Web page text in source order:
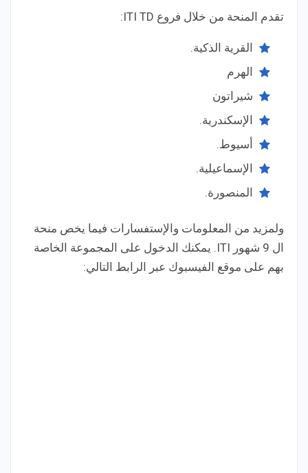
تقدم المنحة من خلال فروع ITI TD:
القرية الذكية.
الهرم
شيراتون
الإسكندرية.
أسيوط.
الإسماعيلية.
المنصورة.
ولمزيد من المعلومات والإستفسارات فيما يخص منحة
ال 9 شهور ITI. يمكنك الدخول على المجموعة الخاصة
بهم على موقع الفيسبوك عبر الرابط التالي: